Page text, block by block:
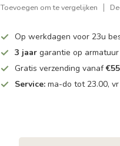
Toevoegen om te vergelijken
Op werkdagen voor 23u
3 jaar garantie op
Gratis verzending vanaf
Service: ma-do tot 23.00,